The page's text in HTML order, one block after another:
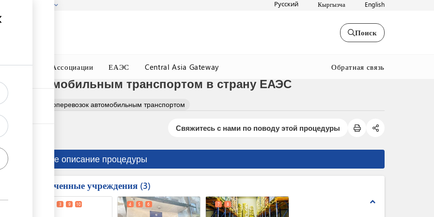
Русский Кыргызча English
Поиск
Окна Ассоциации ЕАЭС Central Asia Gateway Обратная связь
автомобильным транспортом в страну ЕАЭС
грузоперевозок автомобильным транспортом
Свяжитесь с нами по поводу этой процедуры
Краткое описание процедуры
Вовлеченные учреждения 3
expand_less
3 9 10 4 5 6 7 8